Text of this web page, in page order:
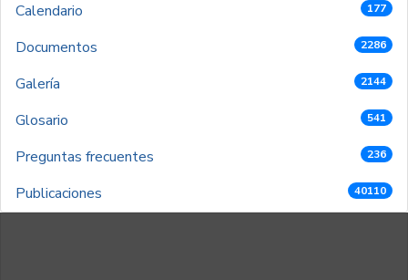
Calendario
177
Documentos 2286
Galería 2144
Glosario 541
Preguntas frecuentes 236
Publicaciones 40110